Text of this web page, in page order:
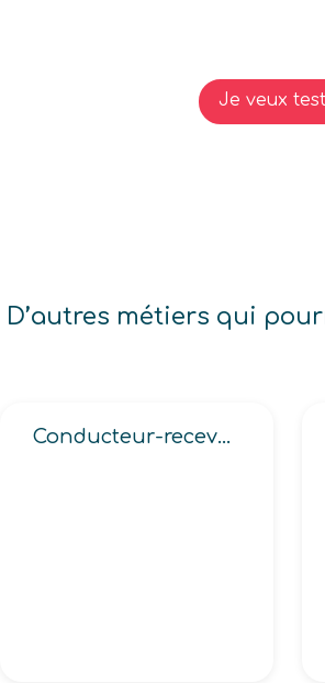
Je veux
D’autres métiers qui
Conducteur-receveur